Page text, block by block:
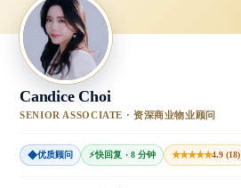
Candice Choi
SENIOR ASSOCIATE · 资深商业物业顾问
◆优质顾问 ⚡快回复 · 8 分钟 ★★★★★4.9 (18)